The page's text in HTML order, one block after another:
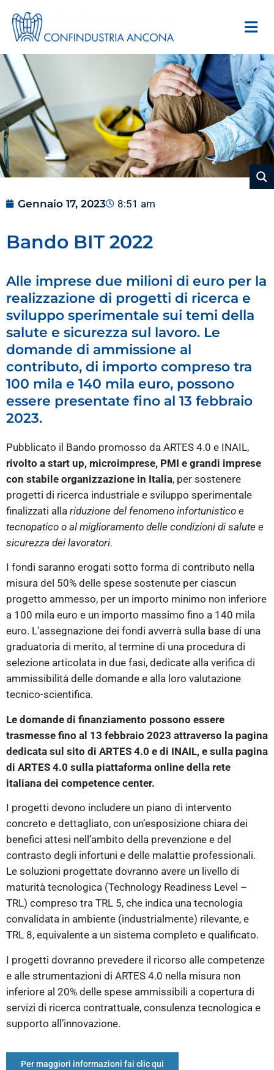
Gennaio 17, 2023 8:51 am
Bando BIT 2022
Alle imprese due milioni di euro per la
realizzazione di progetti di ricerca e
sviluppo sperimentale sui temi della
salute e sicurezza sul lavoro. Le
domande di ammissione al
contributo, di importo compreso tra
100 mila e 140 mila euro, possono
essere presentate fino al 13 febbraio
2023.
Pubblicato il Bando promosso da ARTES 4.0 e INAIL,
rivolto a start up, microimprese, PMI e grandi imprese
con stabile organizzazione in Italia, per sostenere
progetti di ricerca industriale e sviluppo sperimentale
finalizzati alla riduzione del fenomeno infortunistico e
tecnopatico o al miglioramento delle condizioni di salute e
sicurezza dei lavoratori.
I fondi saranno erogati sotto forma di contributo nella
misura del 50% delle spese sostenute per ciascun
progetto ammesso, per un importo minimo non inferiore
a 100 mila euro e un importo massimo fino a 140 mila
euro. L’assegnazione dei fondi avverrà sulla base di una
graduatoria di merito, al termine di una procedura di
selezione articolata in due fasi, dedicate alla verifica di
ammissibilità delle domande e alla loro valutazione
tecnico-scientifica.
Le domande di finanziamento possono essere
trasmesse fino al 13 febbraio 2023 attraverso la pagina
dedicata sul sito di ARTES 4.0 e di INAIL, e sulla pagina
di ARTES 4.0 sulla piattaforma online della rete
italiana dei competence center.
I progetti devono includere un piano di intervento
concreto e dettagliato, con un’esposizione chiara dei
benefici attesi nell’ambito della prevenzione e del
contrasto degli infortuni e delle malattie professionali.
Le soluzioni progettate dovranno avere un livello di
maturità tecnologica (Technology Readiness Level –
TRL) compreso tra TRL 5, che indica una tecnologia
convalidata in ambiente (industrialmente) rilevante, e
TRL 8, equivalente a un sistema completo e qualificato.
I progetti dovranno prevedere il ricorso alle competenze
e alle strumentazioni di ARTES 4.0 nella misura non
inferiore al 20% delle spese ammissibili a copertura di
servizi di ricerca contrattuale, consulenza tecnologica e
supporto all’innovazione.
Per maggiori informazioni fai clic qui